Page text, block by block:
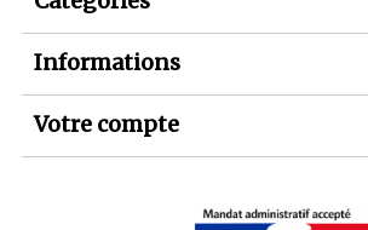
Informations
Votre compte